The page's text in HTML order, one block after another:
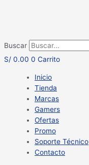
Buscar
S/ 0.00 0 Carrito
Inicio
Tienda
Marcas
Gamers
Ofertas
Promo
Soporte Técnico
Contacto